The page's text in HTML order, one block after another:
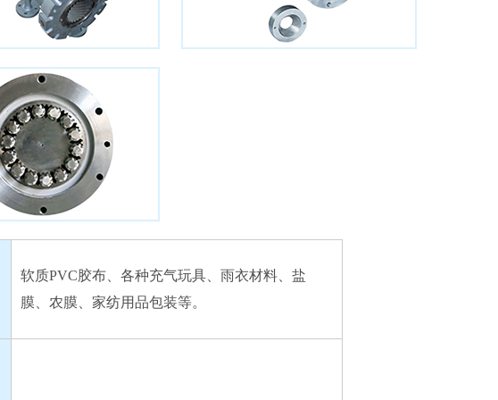
软质PVC胶布、各种充气玩具、雨衣材料、盐
膜、农膜、家纺用品包装等。